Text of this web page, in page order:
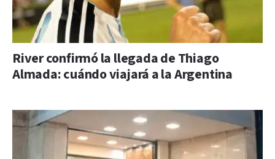
River confirmó la llegada de Thiago
Almada: cuándo viajará a la Argentina